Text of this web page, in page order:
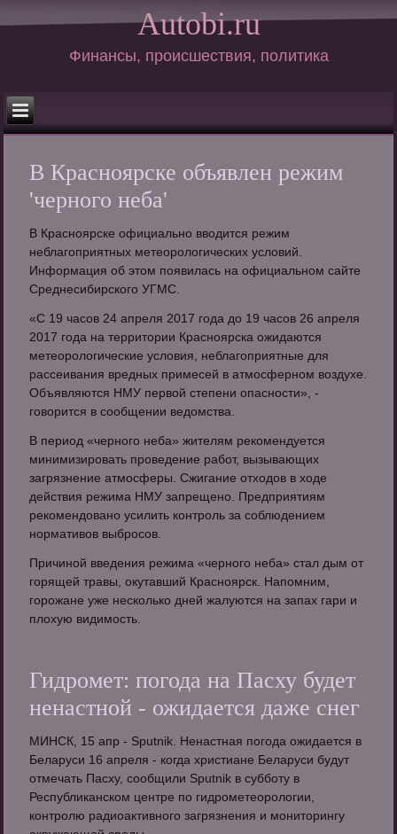
Autobi.ru
Финансы, происшествия, политика
В Красноярске объявлен режим
'черного неба'
В Красноярске официально вводится режим
неблагоприятных метеорологических условий.
Информация об этом появилась на официальном сайте
Среднесибирского УГМС.
«С 19 часов 24 апреля 2017 года до 19 часов 26 апреля
2017 года на территории Красноярска ожидаются
метеорологические условия, неблагоприятные для
рассеивания вредных примесей в атмосферном воздухе.
Объявляются НМУ первой степени опасности», -
говорится в сообщении ведомства.
В период «черного неба» жителям рекомендуется
минимизировать проведение работ, вызывающих
загрязнение атмосферы. Сжигание отходов в ходе
действия режима НМУ запрещено. Предприятиям
рекомендовано усилить контроль за соблюдением
нормативов выбросов.
Причиной введения режима «черного неба» стал дым от
горящей травы, окутавший Красноярск. Напомним,
горожане уже несколько дней жалуются на запах гари и
плохую видимость.
Гидромет: погода на Пасху будет
ненастной - ожидается даже снег
МИНСК, 15 апр - Sputnik. Ненастная погода ожидается в
Беларуси 16 апреля - когда христиане Беларуси будут
отмечать Пасху, сообщили Sputnik в субботу в
Республиканском центре по гидрометеорологии,
контролю радиоактивного загрязнения и мониторингу